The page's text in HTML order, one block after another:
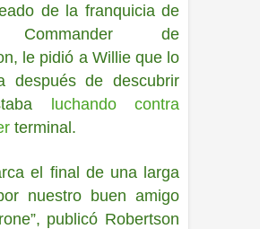
de la franquicia de
de
le pidió a Willie que lo
después de descubrir
luchando contra
r terminal .
el final de una larga
nuestro buen amigo
publicó Robertson